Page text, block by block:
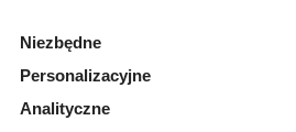
Kontakt
Kontakt
Niezbędne
Personalizacyjne
Analityczne